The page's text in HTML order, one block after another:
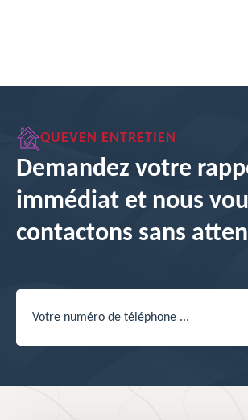
QUEVEN ENTRETIEN
Demandez votre
immédiat et nous
contactons sans